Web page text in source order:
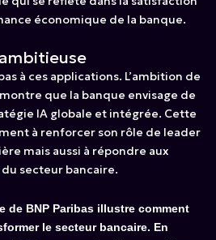
économique de la banque.
à ces applications. L’ambition de
que la banque envisage de
IA globale et intégrée. Cette
à renforcer son rôle de leader
mais aussi à répondre aux
secteur bancaire.
de BNP Paribas illustre comment
le secteur bancaire. En